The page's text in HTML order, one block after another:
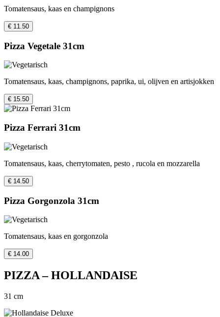
Tomatensaus, kaas en champignons
€ 11.50
Pizza Vegetale 31cm
Tomatensaus, kaas, champignons, paprika, ui, olijven en artisjokken
€ 15.50
Pizza Ferrari 31cm
Tomatensaus, kaas, cherrytomaten, pesto , rucola en mozzarella
€ 14.50
Pizza Gorgonzola 31cm
Tomatensaus, kaas en gorgonzola
€ 14.00
PIZZA – HOLLANDAISE
31 cm